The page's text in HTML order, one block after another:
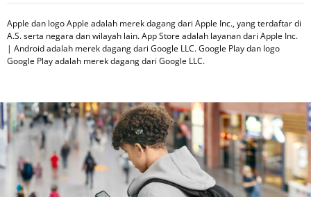
Apple dan logo Apple adalah merek dagang dari Apple Inc., yang terdaftar di
A.S. serta negara dan wilayah lain. App Store adalah layanan dari Apple Inc.
| Android adalah merek dagang dari Google LLC. Google Play dan logo
Google Play adalah merek dagang dari Google LLC.